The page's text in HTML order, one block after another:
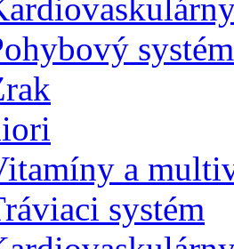
systém
a
systém